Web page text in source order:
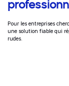
Pour les entreprises
une solution fiable qui
rudes.